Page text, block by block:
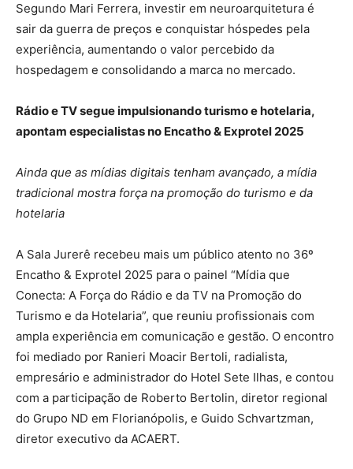
Segundo Mari Ferrera, investir em neuroarquitetura é
sair da guerra de preços e conquistar hóspedes pela
experiência, aumentando o valor percebido da
hospedagem e consolidando a marca no mercado.
Rádio e TV segue impulsionando turismo e hotelaria,
apontam especialistas no Encatho & Exprotel 2025
Ainda que as mídias digitais tenham avançado, a mídia
tradicional mostra força na promoção do turismo e da
hotelaria
A Sala Jurerê recebeu mais um público atento no 36º
Encatho & Exprotel 2025 para o painel “Mídia que
Conecta: A Força do Rádio e da TV na Promoção do
Turismo e da Hotelaria”, que reuniu profissionais com
ampla experiência em comunicação e gestão. O encontro
foi mediado por Ranieri Moacir Bertoli, radialista,
empresário e administrador do Hotel Sete Ilhas, e contou
com a participação de Roberto Bertolin, diretor regional
do Grupo ND em Florianópolis, e Guido Schvartzman,
diretor executivo da ACAERT.